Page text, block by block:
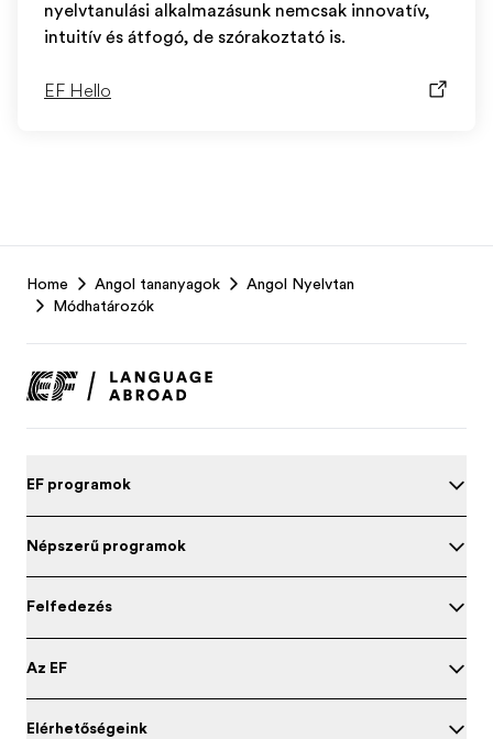
nyelvtanulási alkalmazásunk nemcsak innovatív,
intuitív és átfogó, de szórakoztató is.
EF Hello
Footer
Home Angol tananyagok
Angol Nyelvtan
Módhatározók
EF programok
Népszerű programok
Felfedezés
Az EF
Elérhetőségeink